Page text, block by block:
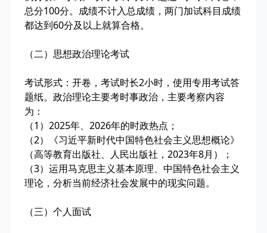
总分100分。成绩不计入总成绩，两门加试科目成绩
都达到60分及以上就算合格。
（二）思想政治理论考试
考试形式：开卷，考试时长2小时，使用专用考试答
题纸。政治理论主要考时事政治，主要考察内容
为：
（1）2025年、2026年的时政热点；
（2）《习近平新时代中国特色社会主义思想概论》
（高等教育出版社、人民出版社，2023年8月）；
（3）运用马克思主义基本原理、中国特色社会主义
理论，分析当前经济社会发展中的现实问题。
（三）个人面试